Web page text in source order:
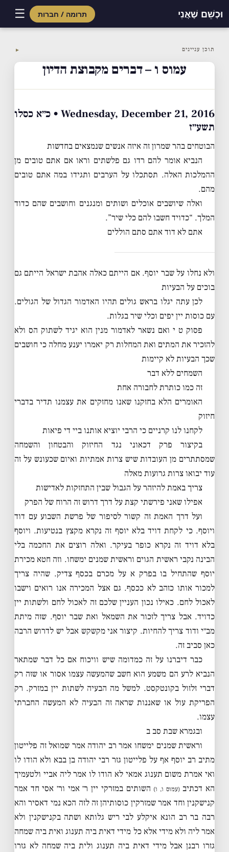
וּכְשֵׁם שֶׁאֲנִי תרומה / חברות ☰
content
תוכן עניינים ▼
עמוס ו – דברים מקבוצת הדיון
Wednesday, December 21, 2016 • כ״א כסלו
תשע״ז
הבוטחים בהר שמרון זה איזה אנשים שנמצאים בחדשות
הנביא אומר להם רדו גם פלשתים וראו אם אתם טובים מן
ההמלכות האלה. תסתכלו על הערבים ותגידו במה אתם טובים
מהם.
ואלה שיושבים אוכלים ושותים ומנגנים וחושבים שהם כדוד
המלך. “כדויד חשבו להם כלי שיר”.
אתם לא דוד אתם סתם הוללים
ולא נחלו על שבר יוסף. אם הייתם כאלה אהבת ישראל הייתם גם
בוכים על הבעיות
לכן עתה יגלו בראש גולים תהיו האדמור הגדול של הגולים.
עם כוסות יין יפים וכלי שיר בגלות.
פסוק ט י ואם נשאר לאדמור מנין הוא יגיד לשתוק הס ולא
להזכיר את המתים ואת המחלות רק יאמרו יענע מחלה כי חושבים
שכך הבעיות לא קיימות
השמחים ללא דבר
זה כמו כותרת לחבורה אחת
האומרים הלא בחזקנו שאנו מחזקים את עצמנו תדיר בדברי
חיזוק
לקחנו לנו קרניים כי הרבי יוציא אותנו ביי די פיאות
בקיצור פרק דכאוני נגד החיזוק והבטחון והשמחה
שמסתתרים מן העובדות שיש צרות אמתיות ואיום שכעונש על זה
עוד יבואו צרות גרועות מאלה
צריך באמת להיזהר על הגבול שבין התחזקות לאדישות
אפילו שאני פירשתי קצת על דרך דרוש זה הרוח של הפרק
ועל דרך האמת זה קשור לסיפור של פרשת השבוע עם דוד
ויוסף. כי לקחת דויד בלא יוסף זה נקרא מקצץ בנטיעות. ויוסף
בלא דויד זה נקרא כופר בעיקר. ואלה רוצים את החכמה בלי
הבינה נקבי ראשית הגוים וראשית שמנים ימשחו. וזה חטא מכירת
יוסף שהתחיל בו בפרק א על מכרם בכסף צדיק. שהיה צריך
למכור אותו כזהב לא ככסף. גם אצל המכירה אנו רואים וישבו
לאכול לחם. כאילו נכון העניין שלכם זה לאכול לחם ולשתות יין
כדויד. אבל צריך לזכור את השמאל ואת שבר יוסף. שזה מיתת
מב״י ודוד צריך להחיות. קיצור אני מקשקש אבל יש לדרוש הרבה
כאן סביב זה.
כבר דיברנו על זה כמדומה שיש וויכוח אם כל דבר שמתאר
הנביא לרע הם משמע הוא חשב שהמעשה עצמו אסור או שזה רק
דברי זלזול בקונטקסט. למשל מה הבעיה לשתות יין במזרק. רק
הפריקת עול או שאננות שראה זה הבעיה לא המעשה החברתי
עצמו.
ובגמרא שבת סב ב
וראשית שמנים ימשחו אמר רב יהודה אמר שמואל זה פלייטון
מתיב רב יוסף אף על פלייטון גזר רבי יהודה בן בבא ולא הודו לו
ואי אמרת משום תענוג אמאי לא הודו לו אמר ליה אביי ולטעמיך
הא דכתיב(עמוס ו, ו) השותים במזרקי יין ר׳ אמי ור׳ אסי חד אמר
קנישקנין וחד אמר שמזרקין כוסותיהן זה לזה הכא נמי דאסיר והא
רבה בר רב הונא איקלע לבי ריש גלותא ושתה בקנישקנין ולא
אמר ליה ולא מידי אלא כל מידי דאית ביה תענוג ואית ביה שמחה
גזרו רבנן אבל מידי דאית ביה תענוג ולית ביה שמחה לא גזרו